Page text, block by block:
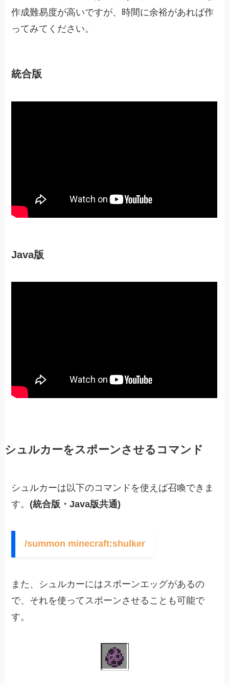
作成難易度が高いですが、時間に余裕があれば作
ってみてください。
統合版
Java版
シュルカーをスポーンさせるコマンド
シュルカーは以下のコマンドを使えば召喚できま
す。 (統合版・Java版共通)
/summon minecraft:shulker
また、シュルカーにはスポーンエッグがあるの
で、それを使ってスポーンさせることも可能で
す。